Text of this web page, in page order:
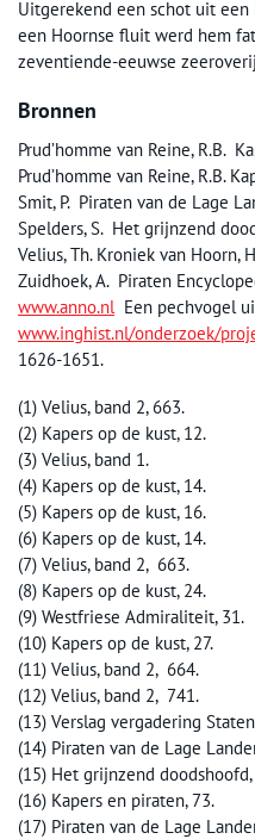
Uitgerekend een schot uit een
een Hoornse fluit werd hem
zeventiende-eeuwse
Bronnen
Prud’homme van Reine, R.B.
Prud’homme van Reine, R.B.
Smit, P. Piraten van de Lage
Spelders, S. Het grijnzend
Velius, Th. Kroniek van Hoorn,
Zuidhoek, A. Piraten
www.anno.nl Een pechvogel
www.inghist.nl/onderzoek/
1626-1651.
(1) Velius, band 2, 663.
(2) Kapers op de kust, 12.
(3) Velius, band 1.
(4) Kapers op de kust, 14.
(5) Kapers op de kust, 16.
(6) Kapers op de kust, 14.
(7) Velius, band 2, 663.
(8) Kapers op de kust, 24.
(9) Westfriese Admiraliteit, 31.
(10) Kapers op de kust, 27.
(11) Velius, band 2, 664.
(12) Velius, band 2, 741.
(13) Verslag vergadering
(14) Piraten van de Lage
(15) Het grijnzend doodshoofd,
(16) Kapers en piraten, 73.
(17) Piraten van de Lage